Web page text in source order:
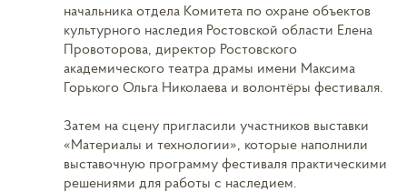
начальника отдела Комитета по охране объектов
культурного наследия Ростовской области Елена
Провоторова, директор Ростовского
академического театра драмы имени Максима
Горького Ольга Николаева и волонтёры фестиваля.
Затем на сцену пригласили участников выставки
«Материалы и технологии», которые наполнили
выставочную программу фестиваля практическими
решениями для работы с наследием.